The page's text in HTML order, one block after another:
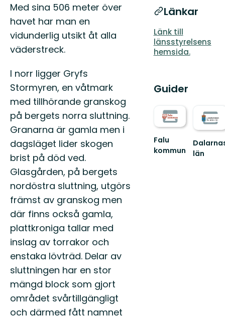
Med sina 506 meter över
havet har man en
vidunderlig utsikt åt alla
väderstreck.
I norr ligger Gryfs
Stormyren, en våtmark
med tillhörande granskog
på bergets norra sluttning.
Granarna är gamla men i
dagsläget lider skogen
brist på död ved.
Glasgården, på bergets
nordöstra sluttning, utgörs
främst av granskog men
där finns också gamla,
plattkroniga tallar med
inslag av torrakor och
enstaka lövträd. Delar av
sluttningen har en stor
mängd block som gjort
området svårtillgängligt
och därmed fått namnet
Länkar
Länk till
länsstyrelsens
hemsida.
Guider
Falu
kommun
län